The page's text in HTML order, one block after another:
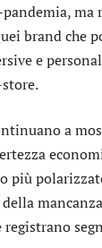
ma
brand che
e
a
più
registrano